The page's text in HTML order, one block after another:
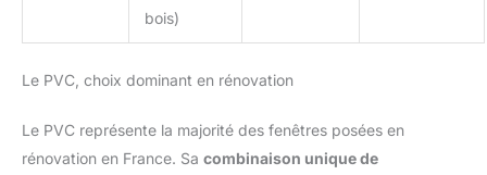
bois)
Le PVC, choix dominant en rénovation
Le PVC représente la majorité des fenêtres posées en
rénovation en France. Sa combinaison unique de